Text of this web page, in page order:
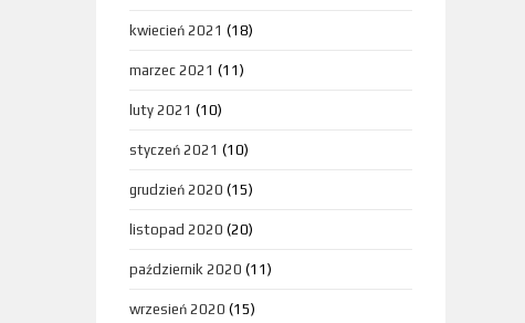
kwiecień 2021 (18)
marzec 2021 (11)
luty 2021 (10)
styczeń 2021 (10)
grudzień 2020 (15)
listopad 2020 (20)
październik 2020 (11)
wrzesień 2020 (15)